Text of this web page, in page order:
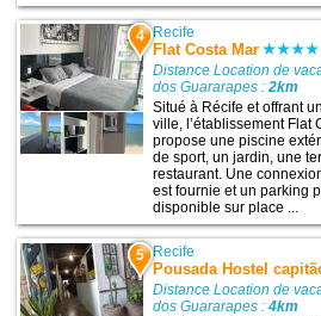
4 Recife
Flat Costa Mar
Distance Location de
dos Guararapes :2km
Situé à Récife et offrant
ville, l’établissement Flat
propose une piscine
de sport, un jardin, une
restaurant. Une
est fournie et un parking
disponible sur place ...
5 Recife
Pousada Hostel
Distance Location de
dos Guararapes :4km